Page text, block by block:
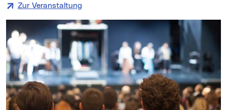
Näh- und RepairCafé
06.08.2026, 17 bis 19 Uhr
GRAND GARAGE